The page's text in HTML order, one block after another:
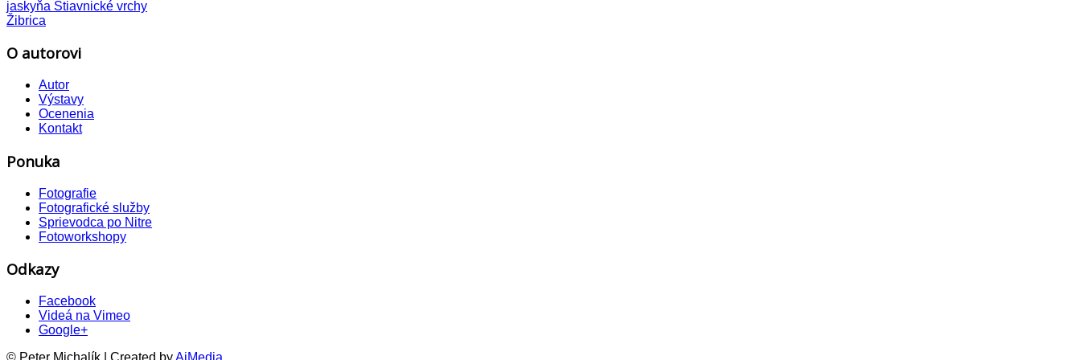
jaskyňa Štiavnické vrchy
Žibrica
O autorovi
Autor
Výstavy
Ocenenia
Kontakt
Ponuka
Fotografie
Fotografické služby
Sprievodca po Nitre
Fotoworkshopy
Odkazy
Facebook
Videá na Vimeo
Google+
© Peter Michalík | Created by AiMedia